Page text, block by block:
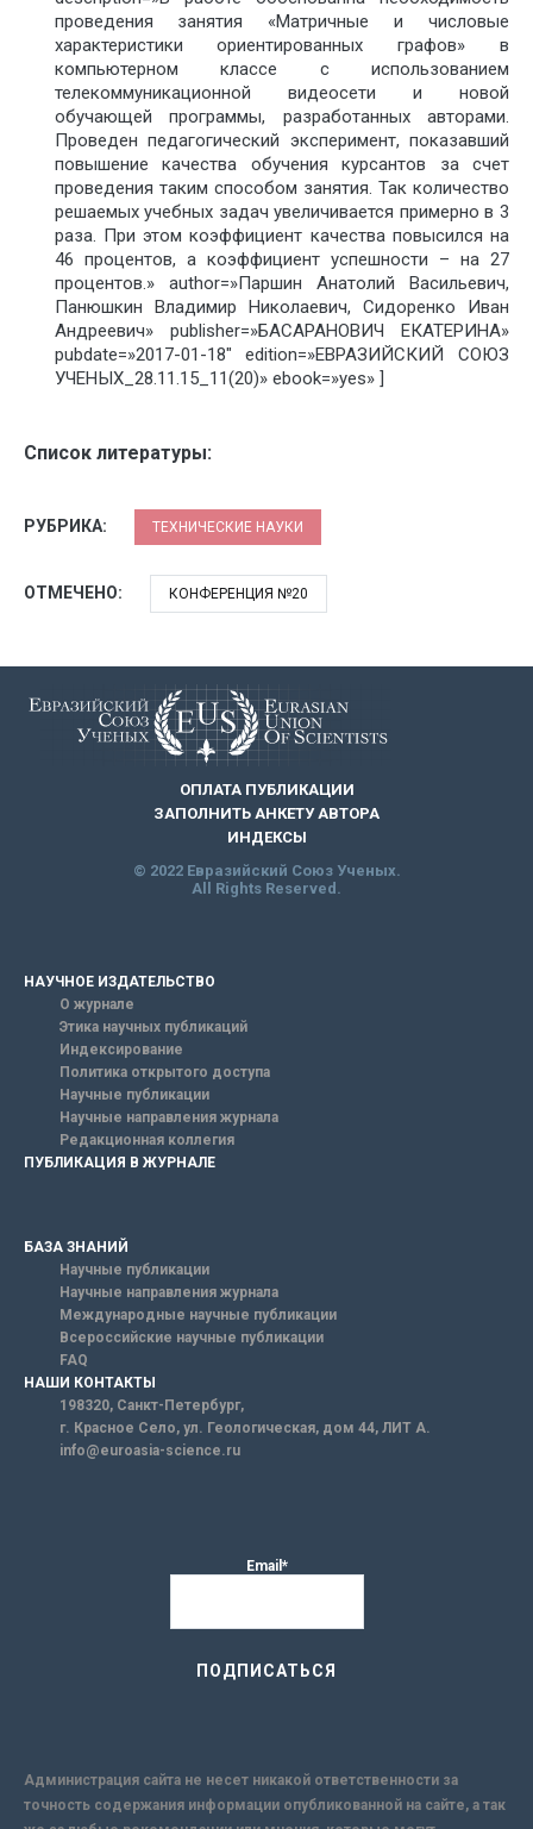
проведения занятия «Матричные и числовые
характеристики ориентированных графов» в
компьютерном классе с использованием
телекоммуникационной видеосети и новой
обучающей программы, разработанных авторами.
Проведен педагогический эксперимент, показавший
повышение качества обучения курсантов за счет
проведения таким способом занятия. Так количество
решаемых учебных задач увеличивается примерно в 3
раза. При этом коэффициент качества повысился на
46 процентов, а коэффициент успешности – на 27
процентов.» author=»Паршин Анатолий Васильевич,
Панюшкин Владимир Николаевич, Сидоренко Иван
Андреевич» publisher=»БАСАРАНОВИЧ ЕКАТЕРИНА»
pubdate=»2017-01-18″ edition=»ЕВРАЗИЙСКИЙ СОЮЗ
УЧЕНЫХ_28.11.15_11(20)» ebook=»yes» ]
Список литературы:
РУБРИКА: ТЕХНИЧЕСКИЕ НАУКИ
ОТМЕЧЕНО: КОНФЕРЕНЦИЯ №20
ОПЛАТА ПУБЛИКАЦИИ
ЗАПОЛНИТЬ АНКЕТУ АВТОРА
ИНДЕКСЫ
© 2022 Евразийский Союз Ученых.
All Rights Reserved.
НАУЧНОЕ ИЗДАТЕЛЬСТВО
О журнале
Этика научных публикаций
Индексирование
Политика открытого доступа
Научные публикации
Научные направления журнала
Редакционная коллегия
ПУБЛИКАЦИЯ В ЖУРНАЛЕ
БАЗА ЗНАНИЙ
Научные публикации
Научные направления журнала
Международные научные публикации
Всероссийские научные публикации
FAQ
НАШИ КОНТАКТЫ
198320, Санкт-Петербург,
г. Красное Село, ул. Геологическая, дом 44, ЛИТ А.
info@euroasia-science.ru
Email*
Администрация сайта не несет никакой ответственности за
точность содержания информации опубликованной на сайте, а так